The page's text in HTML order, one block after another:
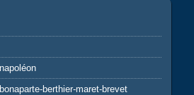
berthier-maret-brevet